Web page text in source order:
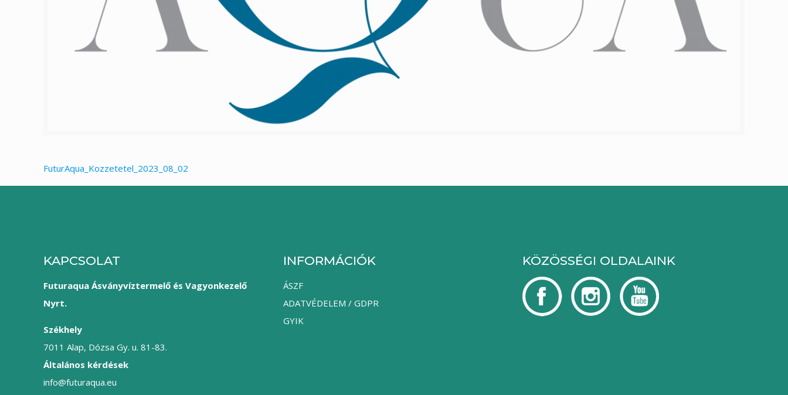
FuturAqua_Kozzetetel_2023_08_02
KAPCSOLAT
Futuraqua Ásványvíztermelő és Vagyonkezelő
Nyrt.
Székhely
7011 Alap, Dózsa Gy. u. 81-83.
Általános kérdések
info@futuraqua.eu
INFORMÁCIÓK
ÁSZF
ADATVÉDELEM / GDPR
GYIK
KÖZÖSSÉGI OLDALAINK